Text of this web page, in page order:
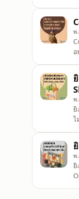
พ
พ
ยิ
ไ
พ
ยิ